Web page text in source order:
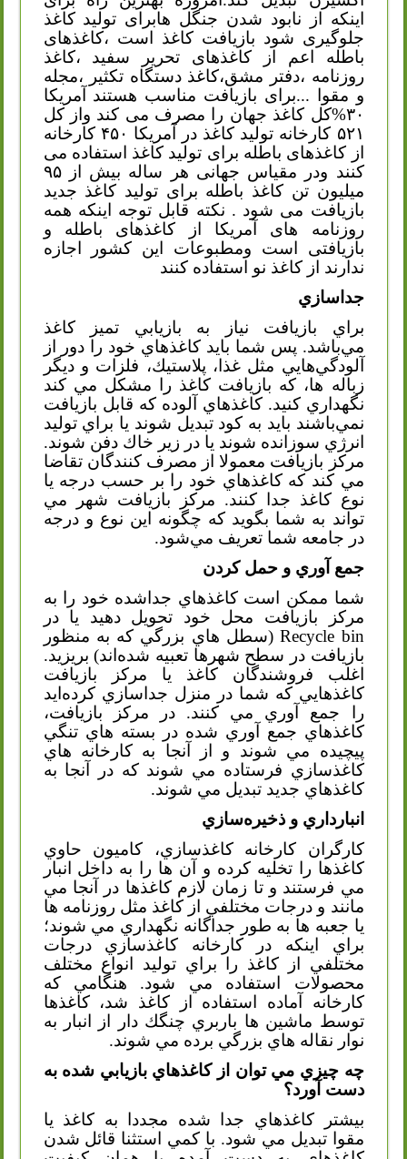
اینکه از نابود شدن جنگل هابرای تولید کاغذ
جلوگیری شود بازیافت کاغذ است ،کاغذهای
باطله اعم از کاغذهای تحریر سفید ،کاغذ
روزنامه ،دفتر مشق،کاغذ دستگاه تکثیر ،مجله
و مقوا ...برای بازیافت مناسب هستند آمریکا
۳۰%کل کاغذ جهان را مصرف می کند واز کل
۵۲۱ کارخانه تولید کاغذ در آمریکا ۴۵۰ کارخانه
از کاغذهای باطله برای تولید کاغذ استفاده می
کنند ودر مقیاس جهانی هر ساله بیش از ۹۵
میلیون تن کاغذ باطله برای تولید کاغذ جدید
بازیافت می شود . نکته قابل توجه اینکه همه
روزنامه های آمریکا از کاغذهای باطله و
بازیافتی است ومطبوعات این کشور اجازه
ندارند از کاغذ نو استفاده کنند
جداسازي
براي بازيافت نياز به بازيابي تميز كاغذ
مي‌باشد. پس شما بايد كاغذهاي خود را دور از
آلودگي‌هايي مثل غذا، پلاستيك، فلزات و ديگر
زباله ها، كه بازيافت كاغذ را مشكل مي كند
نگهداري كنيد. كاغذهاي آلوده كه قابل بازيافت
نمي‌باشند بايد به كود تبديل شوند يا براي توليد
انرژي سوزانده شوند يا در زير خاك دفن شوند.
مركز بازيافت معمولا از مصرف كنندگان تقاضا
مي كند كه كاغذهاي خود را بر حسب درجه يا
نوع كاغذ جدا كنند. مركز بازيافت شهر مي
تواند به شما بگويد كه چگونه اين نوع و درجه
در جامعه شما تعريف مي‌شود.
جمع آوري و حمل كردن
شما ممكن است كاغذهاي جداشده خود را به
مركز بازيافت محل خود تحويل دهيد يا در
Recycle bin(سطل هاي بزرگي كه به منظور
بازيافت در سطح شهرها تعبيه شده‌اند) بريزيد.
اغلب فروشندگان كاغذ يا مركز بازيافت
كاغذهايي كه شما در منزل جداسازي كرده‌ايد
را جمع آوري مي كنند. در مركز بازيافت،
كاغذهاي جمع آوري شده در بسته هاي تنگي
پيچيده مي شوند و از آنجا به كارخانه هاي
كاغذسازي فرستاده مي شوند كه در آنجا به
كاغذهاي جديد تبديل مي شوند.
انبارداري و ذخيره‌سازي
كارگران كارخانه كاغذسازي، كاميون حاوي
كاغذها را تخليه كرده و آن ها را به داخل انبار
مي فرستند و تا زمان لازم كاغذها در آنجا مي
مانند و درجات مختلفي از كاغذ مثل روزنامه ها
يا جعبه ها به طور جداگانه نگهداري مي شوند؛
براي اينكه در كارخانه كاغذسازي درجات
مختلفي از كاغذ را براي توليد انواع مختلف
محصولات استفاده مي شود. هنگامي كه
كارخانه آماده استفاده از كاغذ شد، كاغذها
توسط ماشين ها باربري چنگك دار از انبار به
نوار نقاله هاي بزرگي برده مي شوند.
چه چيزي مي توان از كاغذهاي بازيابي شده به
دست آورد؟
بيشتر كاغذهاي جدا شده مجددا به كاغذ يا
مقوا تبديل مي شود. با كمي استثنا قائل شدن